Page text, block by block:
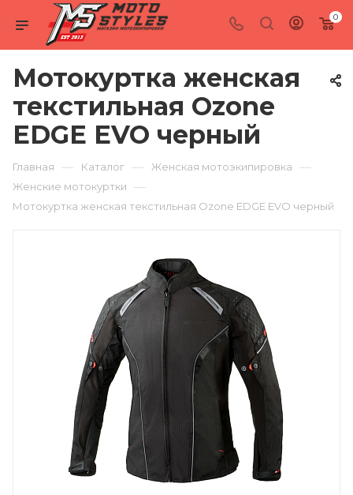
0
Мотокуртка женская
текстильная Ozone
EDGE EVO черный
Главная — Каталог — Женская мотоэкипировка —
Женские мотокуртки —
Мотокуртка женская текстильная Ozone EDGE EVO черный